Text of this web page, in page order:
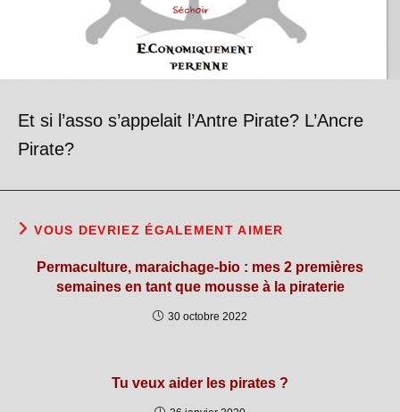
Et si l’asso s’appelait l’Antre Pirate? L’Ancre
Pirate?
VOUS DEVRIEZ ÉGALEMENT AIMER
Permaculture, maraichage-bio : mes 2 premières
semaines en tant que mousse à la piraterie
30 octobre 2022
Tu veux aider les pirates ?